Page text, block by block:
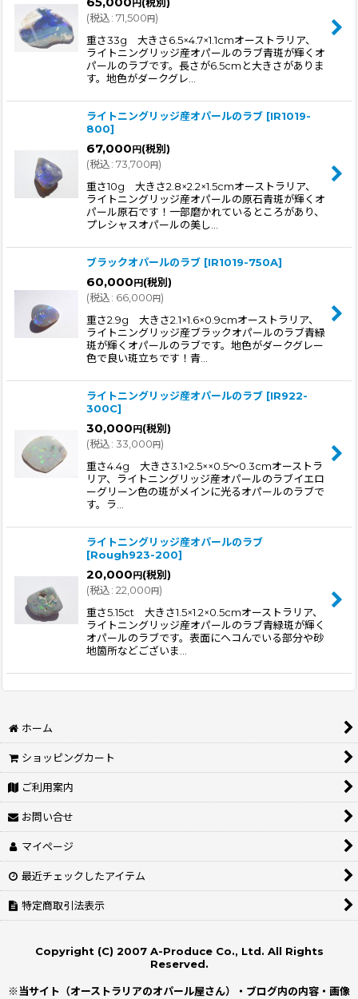
円 (税別)
(税込: 71,500 円)
重さ33g 大きさ6.5×4.7×1.1cmオーストラリア、
ライトニングリッジ産オパールのラブ青斑が輝くオ
パールのラブです。長さが6.5cmと大きさがありま
す。地色がダークグレ…
ライトニングリッジ産オパールのラブ [IR1019-
800]
67,000 円 (税別)
(税込: 73,700 円)
重さ10g 大きさ2.8×2.2×1.5cmオーストラリア、
ライトニングリッジ産オパールの原石青斑が輝くオ
パール原石です！一部磨かれているところがあり、
プレシャスオパールの美し…
ブラックオパールのラブ [IR1019-750A]
60,000 円 (税別)
(税込: 66,000 円)
重さ2.9g 大きさ2.1×1.6×0.9cmオーストラリア、
ライトニングリッジ産ブラックオパールのラブ青緑
斑が輝くオパールのラブです。地色がダークグレー
色で良い斑立ちです！青…
ライトニングリッジ産オパールのラブ [IR922-
300C]
30,000 円 (税別)
(税込: 33,000 円)
重さ4.4g 大きさ3.1×2.5××0.5〜0.3cmオーストラ
リア、ライトニングリッジ産オパールのラブイエロ
ーグリーン色の斑がメインに光るオパールのラブで
す。ラ…
ライトニングリッジ産オパールのラブ
[Rough923-200]
20,000 円 (税別)
(税込: 22,000 円)
重さ5.15ct 大きさ1.5×1.2×0.5cmオーストラリア、
ライトニングリッジ産オパールのラブ青緑斑が輝く
オパールのラブです。表面にヘコんでいる部分や砂
地箇所などございま…
ホーム
ショッピングカート
ご利用案内
お問い合せ
マイページ
最近チェックしたアイテム
特定商取引法表示
Copyright (C) 2007 A-Produce Co., Ltd. All Rights
Reserved.
※当サイト（オーストラリアのオパール屋さん）・ブログ内の内容・画像